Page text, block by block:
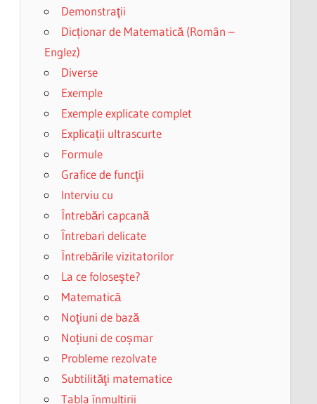
Demonstraţii
Dicționar de Matematică (Român –
Englez)
Diverse
Exemple
Exemple explicate complet
Explicații ultrascurte
Formule
Grafice de funcţii
Interviu cu
Întrebări capcană
Întrebari delicate
Întrebările vizitatorilor
La ce foloseşte?
Matematică
Noţiuni de bază
Noțiuni de coșmar
Probleme rezolvate
Subtilităţi matematice
Tabla înmulțirii